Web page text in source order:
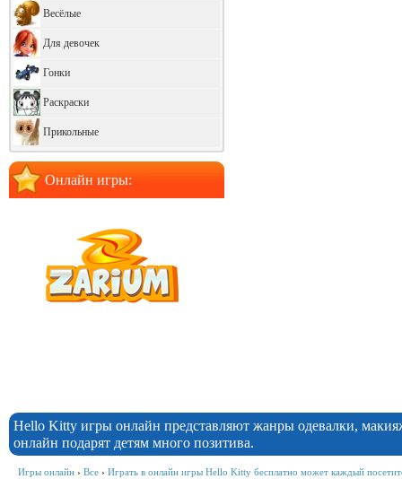
Hello Kitty игры онлайн представляют жанры одевалки,
онлайн подарят детям много позитива.
Игры онлайн › Все › Играть в онлайн игры Hello Kitty бесплатно может каждый
Весёлые
Для девочек
Гонки
Раскраски
Прикольные
Онлайн игры: